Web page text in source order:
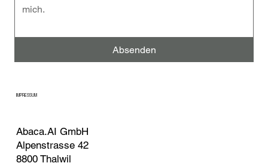
Absenden
IMPRESSUM
Abaca.AI GmbH
Alpenstrasse 42
8800 Thalwil